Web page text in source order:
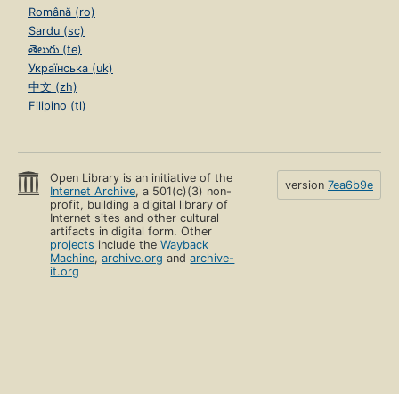
Română (ro)
Sardu (sc)
తెలుగు (te)
Українська (uk)
中文 (zh)
Filipino (tl)
Open Library is an initiative of the
Internet Archive, a 501(c)(3) non-
profit, building a digital library of
Internet sites and other cultural
artifacts in digital form. Other
projects include theWayback
Machine,archive.org andarchive-
it.org
version 7ea6b9e